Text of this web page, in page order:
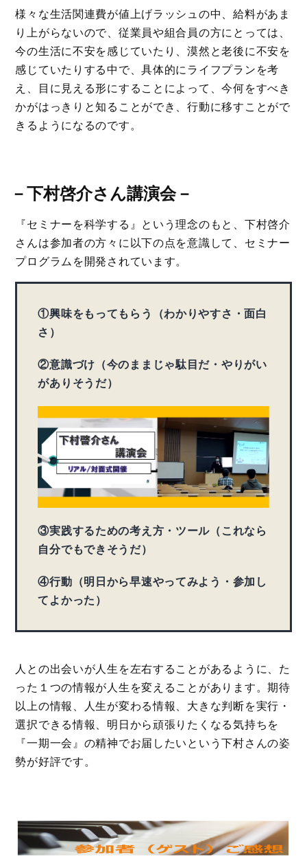
様々な生活関連費が値上げラッシュの中、給料があま
り上がらないので、従業員や組合員の方にとっては、
今の生活に不安を感じていたり、漠然と老後に不安を
感じていたりする中で、具体的にライフプランを考
え、目に見える形にすることによって、今何をすべき
かがはっきりと知ることができ、行動に移すことがで
きるようになるのです。
－下村啓介さん講演会－
『セミナーを科学する』という理念のもと、下村啓介
さんは参加者の方々に以下の点を意識して、セミナー
プログラムを開発されています。
①興味をもってもらう（わかりやすさ・面白
さ）
②意識づけ（今のままじゃ駄目だ・やりがい
がありそうだ）
③実践するための考え方・ツール（これなら
自分でもできそうだ）
④行動（明日から早速やってみよう・参加し
てよかった）
人との出会いが人生を左右することがあるように、た
った１つの情報が人生を変えることがあります。期待
以上の情報、人生が変わる情報、大きな判断を実行・
選択できる情報、明日から頑張りたくなる気持ちを
『一期一会』の精神でお届したいという下村さんの姿
勢が好評です。